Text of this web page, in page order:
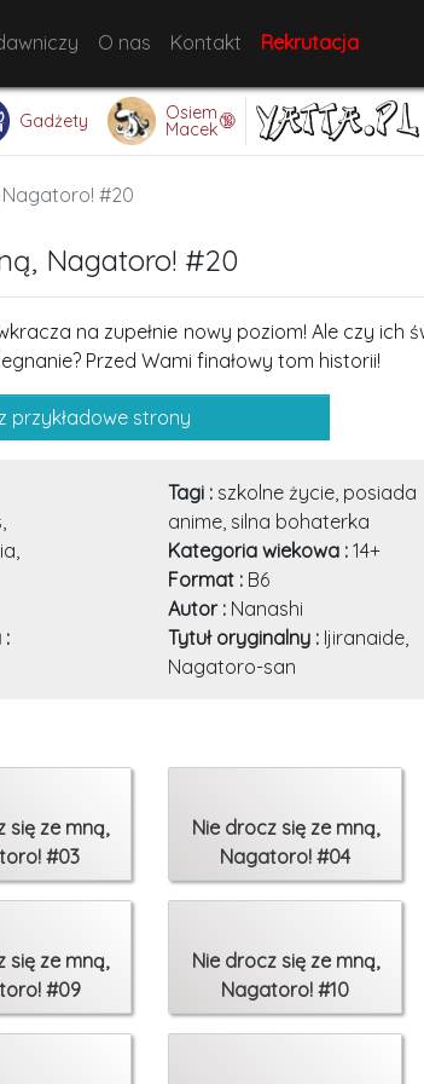
O nas Kontakt Rekrutacja
Gadżety Osiem
Macek🔞
Nagatoro! #20
Nagatoro! #20
na zupełnie nowy poziom! Ale czy
Przed Wami finałowy tom historii!
przykładowe strony
Tagi : szkolne życie, posiada
anime, silna bohaterka
Kategoria wiekowa : 14+
Format : B6
Autor : Nanashi
Tytuł oryginalny : Ijiranaide,
Nagatoro-san
się ze mną,
#03
Nie drocz się ze mną,
Nagatoro! #04
się ze mną,
#09
Nie drocz się ze mną,
Nagatoro! #10